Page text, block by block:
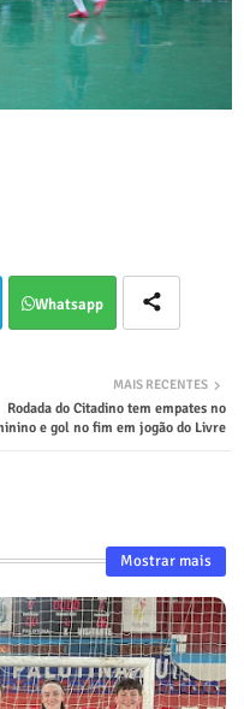
Whatsapp
MAIS RECENTES
Rodada do Citadino tem empates no
e gol no fim em jogão do Livre
Mostrar mais